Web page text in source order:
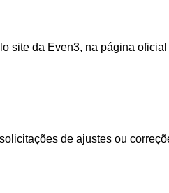
site da Even3, na página
de ajustes ou